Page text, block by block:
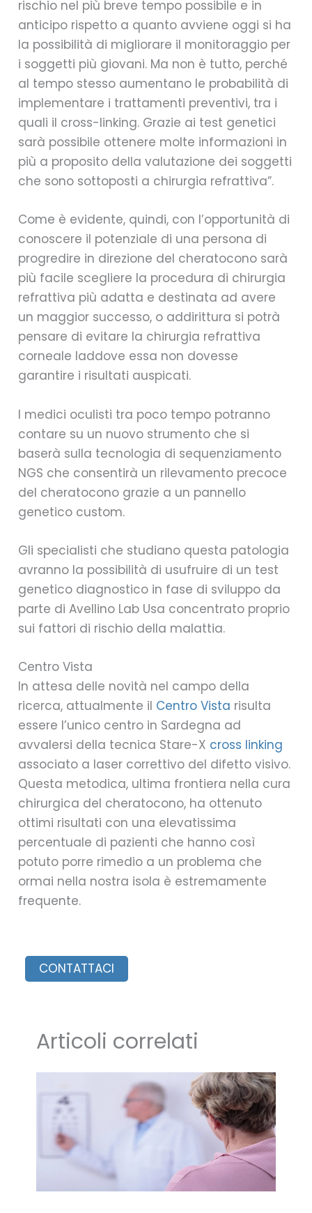
rischio nel più breve tempo possibile e in
anticipo rispetto a quanto avviene oggi si ha
la possibilità di migliorare il monitoraggio per
i soggetti più giovani. Ma non è tutto, perché
al tempo stesso aumentano le probabilità di
implementare i trattamenti preventivi, tra i
quali il cross-linking. Grazie ai test genetici
sarà possibile ottenere molte informazioni in
più a proposito della valutazione dei soggetti
che sono sottoposti a chirurgia refrattiva”.
Come è evidente, quindi, con l’opportunità di
conoscere il potenziale di una persona di
progredire in direzione del cheratocono sarà
più facile scegliere la procedura di chirurgia
refrattiva più adatta e destinata ad avere
un maggior successo, o addirittura si potrà
pensare di evitare la chirurgia refrattiva
corneale laddove essa non dovesse
garantire i risultati auspicati.
I medici oculisti tra poco tempo potranno
contare su un nuovo strumento che si
baserà sulla tecnologia di sequenziamento
NGS che consentirà un rilevamento precoce
del cheratocono grazie a un pannello
genetico custom.
Gli specialisti che studiano questa patologia
avranno la possibilità di usufruire di un test
genetico diagnostico in fase di sviluppo da
parte di Avellino Lab Usa concentrato proprio
sui fattori di rischio della malattia.
Centro Vista
In attesa delle novità nel campo della
ricerca, attualmente il Centro Vista risulta
essere l’unico centro in Sardegna ad
avvalersi della tecnica Stare-X cross linking
associato a laser correttivo del difetto visivo.
Questa metodica, ultima frontiera nella cura
chirurgica del cheratocono, ha ottenuto
ottimi risultati con una elevatissima
percentuale di pazienti che hanno così
potuto porre rimedio a un problema che
ormai nella nostra isola è estremamente
frequente.
Articoli correlati